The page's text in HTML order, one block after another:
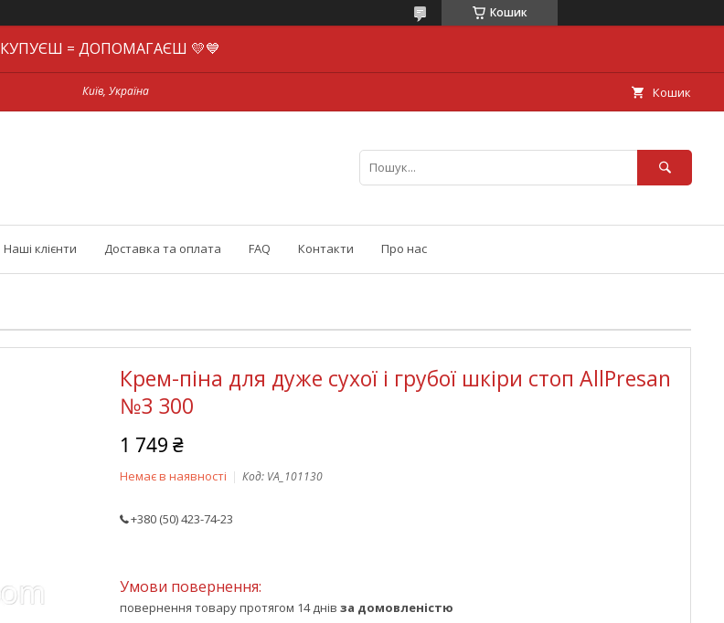
Кошик
КУПУЄШ = ДОПОМАГАЄШ 💛💙
Київ, Україна Кошик
Наші клієнти Доставка та оплата FAQ Контакти Про нас
Крем-піна для дуже сухої і грубої шкіри стоп AllPresan
№3 300
1 749 ₴
Немає в наявності Код: VA_101130
+380 (50) 423-74-23
повернення товару протягом 14 днів за домовленістю